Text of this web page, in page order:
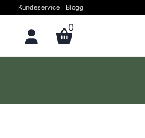
Kundeservice Blogg
0